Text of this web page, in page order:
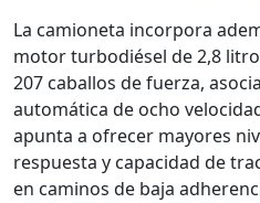
La camioneta incorpora
motor turbodiésel de 2,8
207 caballos de fuerza,
automática de ocho
apunta a ofrecer mayores
respuesta y capacidad de
en caminos de baja